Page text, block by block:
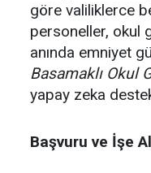
göre valiliklerce
personeller, okul
anında emniyet
Basamaklı Okul
yapay zeka
Başvuru ve İşe